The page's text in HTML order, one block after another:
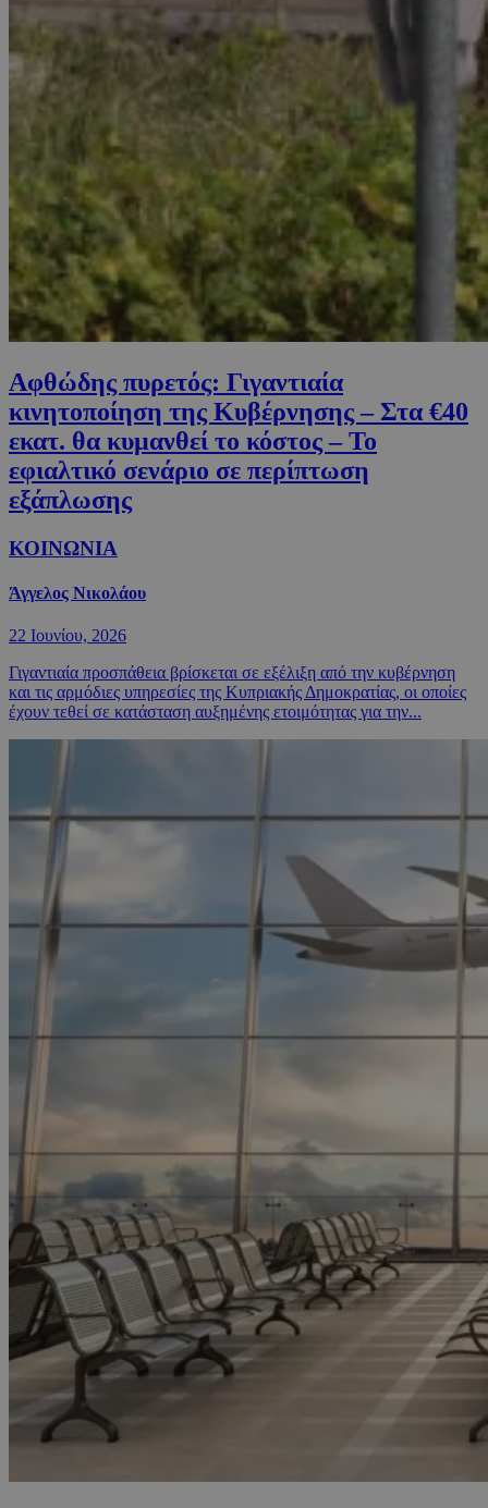
Αφθώδης πυρετός: Γιγαντιαία
κινητοποίηση της Κυβέρνησης – Στα €40
εκατ. θα κυμανθεί το κόστος – Το
εφιαλτικό σενάριο σε περίπτωση
εξάπλωσης
ΚΟΙΝΩΝΙΑ
Άγγελος Νικολάου
22 Ιουνίου, 2026
Γιγαντιαία προσπάθεια βρίσκεται σε εξέλιξη από την κυβέρνηση
και τις αρμόδιες υπηρεσίες της Κυπριακής Δημοκρατίας, οι οποίες
έχουν τεθεί σε κατάσταση αυξημένης ετοιμότητας για την...